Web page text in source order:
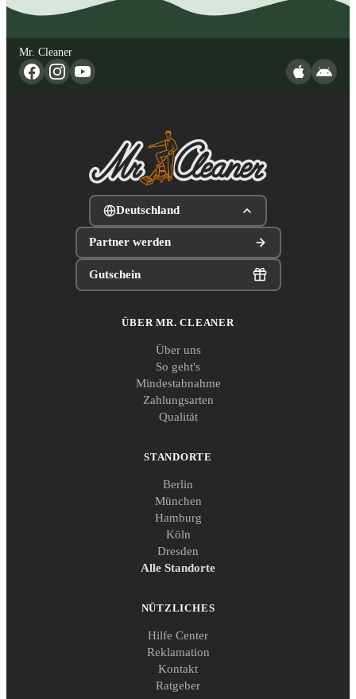
Mr. Cleaner
Deutschland
Partner werden
Gutschein
ÜBER MR. CLEANER
Über uns
So geht's
Mindestabnahme
Zahlungsarten
Qualität
STANDORTE
Berlin
München
Hamburg
Köln
Dresden
Alle Standorte
NÜTZLICHES
Hilfe Center
Reklamation
Kontakt
Ratgeber